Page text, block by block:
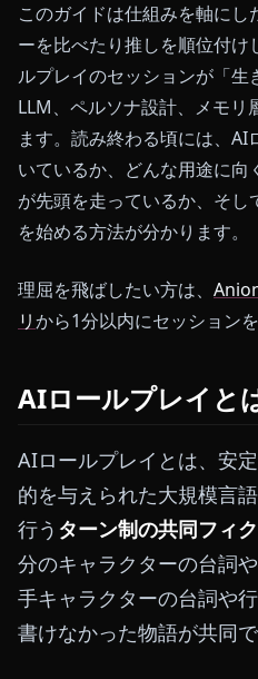
このガイドは仕組みを軸に
ーを比べたり推しを順位付
ルプレイのセッションが「
LLM、ペルソナ設計、メモ
ます。読み終わる頃には、
いているか、どんな用途に
が先頭を走っているか、そ
を始める方法が分かります。
理屈を飛ばしたい方は、
リから1分以内にセッション
AIロールプレイと
AIロールプレイとは、安
的を与えられた大規模言
行う ターン制の共同フィ
分のキャラクターの台詞
手キャラクターの台詞や
書けなかった物語が共同で